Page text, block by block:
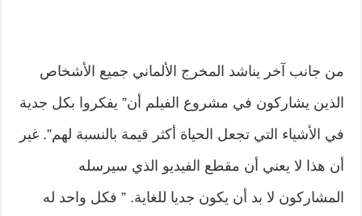
من جانب آخر يناشد المخرج الألماني جميع الأشخاص
الذين يشاركون في مشروع الفيلم أن” يفكروا بكل جدية
في الأشياء التي تجعل الحياة أكثر قيمة بالنسبة لهم”. غير
أن هذا لا يعني أن مقطع الفيديو الذي سيرسله
المشاركون لا بد أن يكون جديا للغاية. ” فكل واحد له